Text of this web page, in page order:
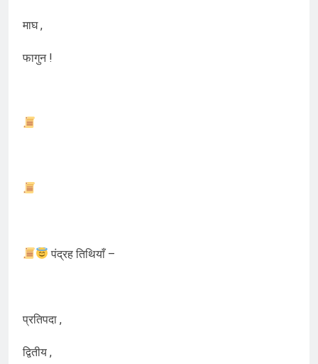
माघ ,
फागुन !
पंद्रह तिथियाँ –
प्रतिपदा ,
द्वितीय ,